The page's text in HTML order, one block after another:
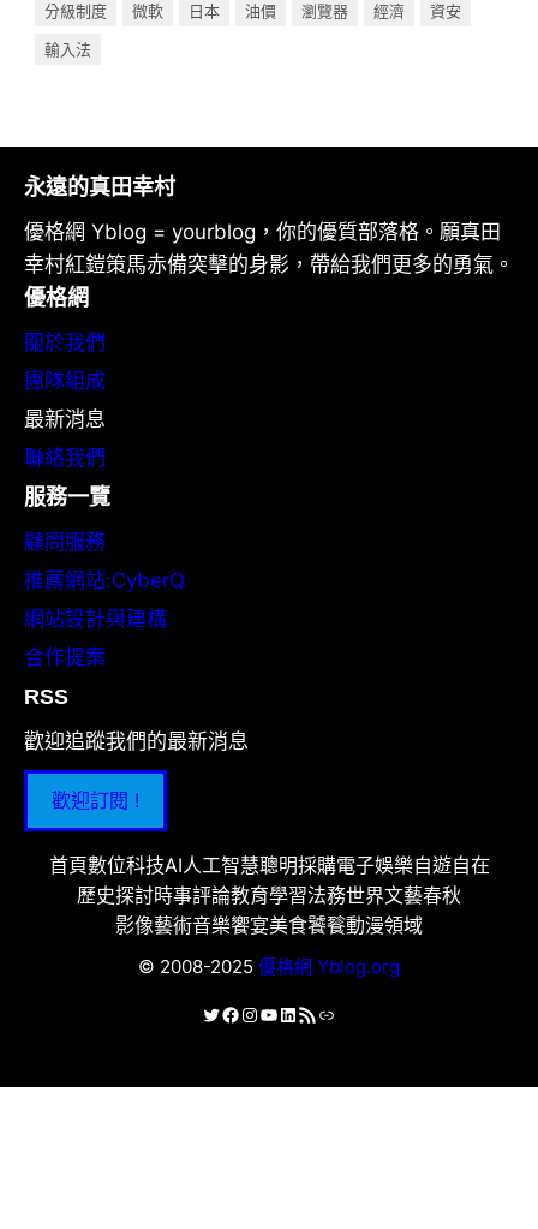
分級制度
微軟 日本 油價 瀏覽器 經濟
資安
輸入法
永遠的真田幸村
優格網 Yblog = yourblog，你的優質部落格。願真田
幸村紅鎧策馬赤備突擊的身影，帶給我們更多的勇氣。
優格網
關於我們
團隊組成
最新消息
聯絡我們
服務一覽
顧問服務
推薦網站:CyberQ
網站設計與建構
合作提案
RSS
歡迎追蹤我們的最新消息
歡迎訂閱 !
首頁數位科技AI人工智慧聰明採購電子娛樂自遊自在
歷史探討時事評論教育學習法務世界文藝春秋
影像藝術音樂饗宴美食饕餮動漫領域
© 2008-2025 優格網 Yblog.org
X Facebook
Instagram
YouTube
LinkedIn
RSS 資訊提供連結